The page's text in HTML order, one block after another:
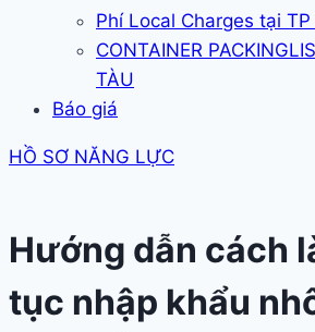
Phí Local Charges tại
CONTAINER
TÀU
Báo giá
HỒ SƠ NĂNG LỰC
Hướng dẫn cách
tục nhập khẩu